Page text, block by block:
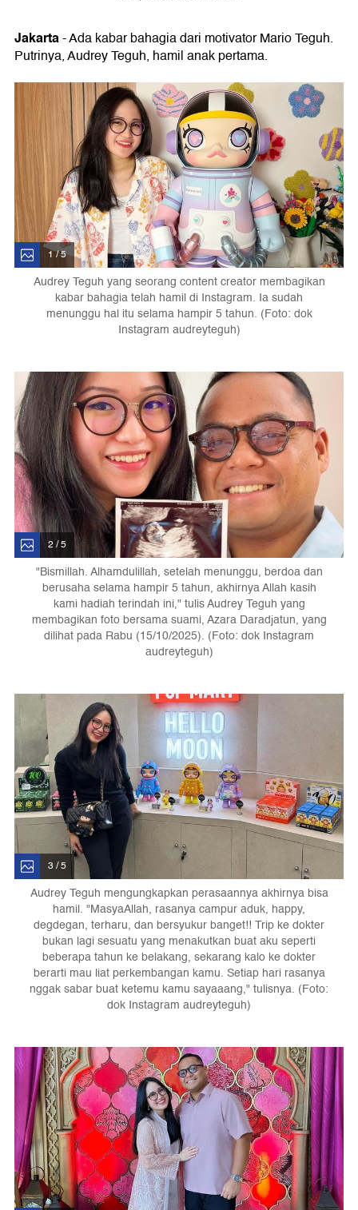
Jakarta- Ada kabar bahagia dari motivator Mario Teguh.
Putrinya, Audrey Teguh, hamil anak pertama.
1 / 5
Audrey Teguh yang seorang content creator membagikan
kabar bahagia telah hamil di Instagram. Ia sudah
menunggu hal itu selama hampir 5 tahun. (Foto: dok
Instagram audreyteguh)
2 / 5
"Bismillah. Alhamdulillah, setelah menunggu, berdoa dan
berusaha selama hampir 5 tahun, akhirnya Allah kasih
kami hadiah terindah ini," tulis Audrey Teguh yang
membagikan foto bersama suami, Azara Daradjatun, yang
dilihat pada Rabu (15/10/2025). (Foto: dok Instagram
audreyteguh)
3 / 5
Audrey Teguh mengungkapkan perasaannya akhirnya bisa
hamil. "MasyaAllah, rasanya campur aduk, happy,
degdegan, terharu, dan bersyukur banget!! Trip ke dokter
bukan lagi sesuatu yang menakutkan buat aku seperti
beberapa tahun ke belakang, sekarang kalo ke dokter
berarti mau liat perkembangan kamu. Setiap hari rasanya
nggak sabar buat ketemu kamu sayaaang," tulisnya. (Foto:
dok Instagram audreyteguh)